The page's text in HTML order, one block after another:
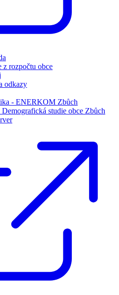
z rozpočtu obce
odkazy
- ENERKOM Zbůch
studie obce Zbůch